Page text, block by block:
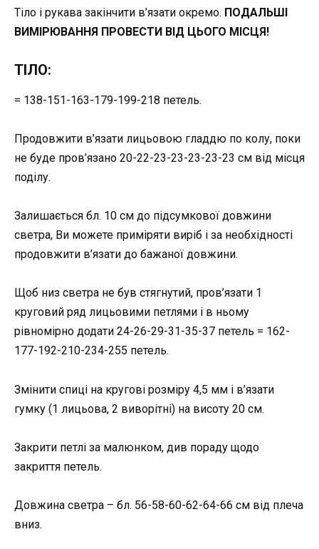
Тіло і рукава закінчити в’язати окремо. ПОДАЛЬШІ
ВИМІРЮВАННЯ ПРОВЕСТИ ВІД ЦЬОГО МІСЦЯ!
ТІЛО:
= 138-151-163-179-199-218 петель.
Продовжити в’язати лицьовою гладдю по колу, поки
не буде пров’язано 20-22-23-23-23-23-23 см від місця
поділу.
Залишається бл. 10 см до підсумкової довжини
светра, Ви можете приміряти виріб і за необхідності
продовжити в’язати до бажаної довжини.
Щоб низ светра не був стягнутий, пров’язати 1
круговий ряд лицьовими петлями і в ньому
рівномірно додати 24-26-29-31-35-37 петель = 162-
177-192-210-234-255 петель.
Змінити спиці на кругові розміру 4,5 мм і в’язати
гумку (1 лицьова, 2 виворітні) на висоту 20 см.
Закрити петлі за малюнком, див пораду щодо
закриття петель.
Довжина светра – бл. 56-58-60-62-64-66 см від плеча
вниз.